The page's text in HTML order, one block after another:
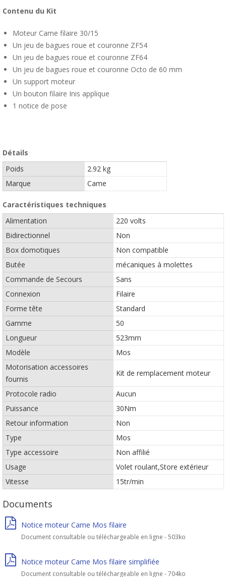
Contenu du Kit
Moteur Came filaire 30/15
Un jeu de bagues roue et couronne ZF54
Un jeu de bagues roue et couronne ZF64
Un jeu de bagues roue et couronne Octo de 60 mm
Un support moteur
Un bouton filaire Inis applique
1 notice de pose
Détails
Poids
2.92 kg
Marque
Came
Caractéristiques techniques
Alimentation
220 volts
Bidirectionnel
Non
Box domotiques
Non compatible
Butée
mécaniques à molettes
Commande de Secours
Sans
Connexion
Filaire
Forme tête
Standard
Gamme
50
Longueur
523mm
Modèle
Mos
Motorisation accessoires
fournis
Kit de remplacement moteur
Protocole radio
Aucun
Puissance
30Nm
Retour information
Non
Type
Mos
Type accessoire
Non affilié
Usage
Volet roulant,Store extérieur
Vitesse
15tr/min
Documents
Notice moteur Came Mos filaire
Document consultable ou téléchargeable en ligne - 503ko
Notice moteur Came Mos filaire simplifiée
Document consultable ou téléchargeable en ligne - 704ko